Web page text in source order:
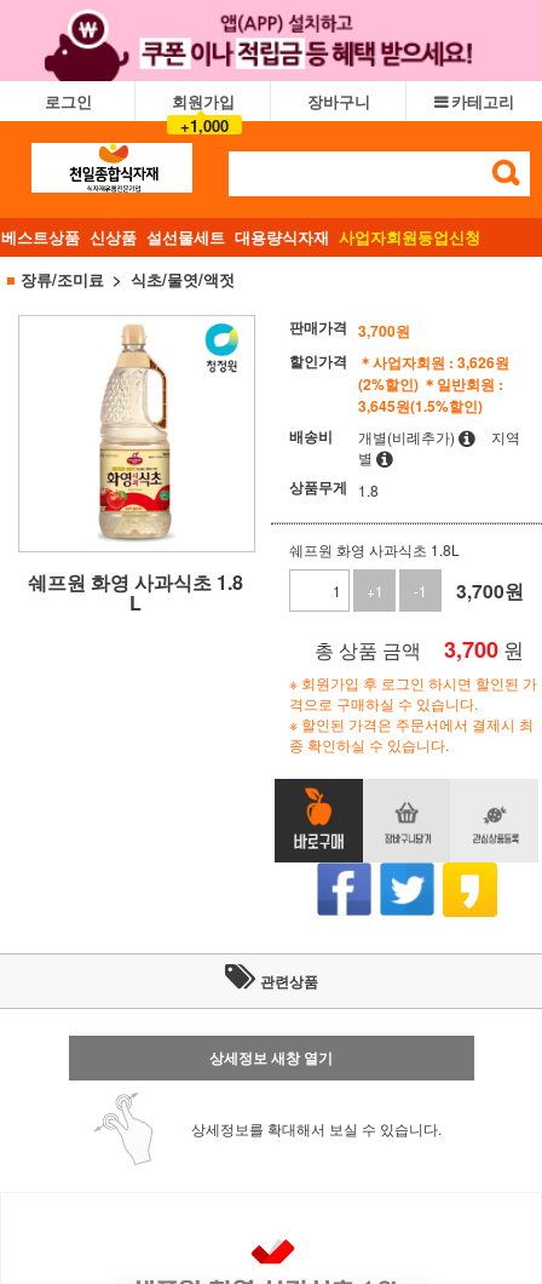
로그인
회원가입
+1,000
장바구니 카테고리
베스트상품 신상품 설선물세트 대용량식자재 사업자회원등업신청
■ 장류/조미료 식초/물엿/액젓
쉐프원 화영 사과식초 1.8
L
판매가격 3,700원
할인가격
＊사업자회원 : 3,626원
(2%할인) ＊일반회원 :
3,645원(1.5%할인)
배송비
개별(비례추가)
지역
별
상품무게 1.8
쉐프원 화영 사과식초 1.8L
+1
-1 3,700원
총 상품 금액 3,700 원
※ 회원가입 후 로그인 하시면 할인된 가
격으로 구매하실 수 있습니다.
※ 할인된 가격은 주문서에서 결제시 최
종 확인하실 수 있습니다.
관련상품
상세정보 새창 열기
상세정보를 확대해서 보실 수 있습니다.